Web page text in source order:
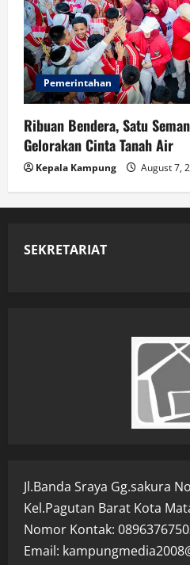
Pemerintahan
Ribuan Bendera, Satu
Gelorakan Cinta Tanah Air
Kepala Kampung August 7,
SEKRETARIAT
Jl.Banda Sraya Gg.sakura
Kel.Pagutan Barat Kota
Nomor Kontak:
Email: